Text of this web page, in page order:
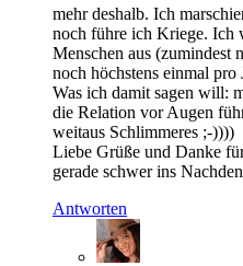
mehr deshalb. Ich
noch führe ich Kriege. Ich
Menschen aus
noch höchstens einmal
Was ich damit sagen will:
die Relation vor Augen
weitaus Schlimmeres ;-))))
Liebe Grüße und Danke
gerade schwer ins
Antworten